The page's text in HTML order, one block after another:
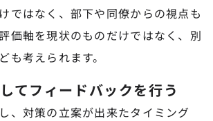
ではなく、部下や同僚からの視点も
価軸を現状のものだけではなく、別
も考えられます。
てフィードバックを行う
、対策の立案が出来たタイミング